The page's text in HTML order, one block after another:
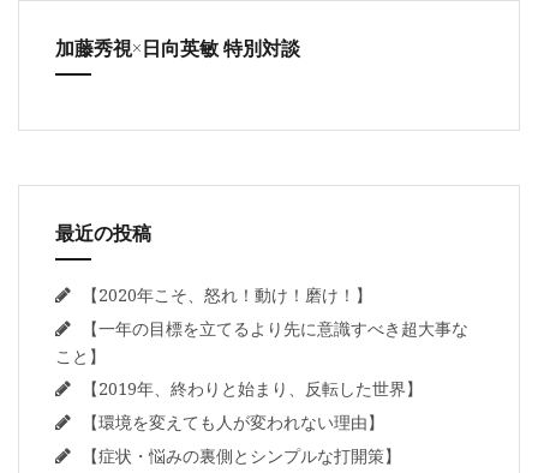
加藤秀視×日向英敏 特別対談
最近の投稿
【2020年こそ、怒れ！動け！磨け！】
【一年の目標を立てるより先に意識すべき超大事な
こと】
【2019年、終わりと始まり、反転した世界】
【環境を変えても人が変われない理由】
【症状・悩みの裏側とシンプルな打開策】